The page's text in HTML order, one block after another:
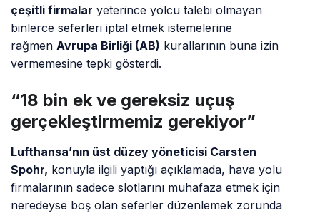
çeşitli firmalar yeterince yolcu talebi olmayan
binlerce seferleri iptal etmek istemelerine
rağmen Avrupa Birliği (AB) kurallarının buna izin
vermemesine tepki gösterdi.
“18 bin ek ve gereksiz uçuş
gerçekleştirmemiz gerekiyor”
Lufthansa’nın üst düzey yöneticisi Carsten
Spohr, konuyla ilgili yaptığı açıklamada, hava yolu
firmalarının sadece slotlarını muhafaza etmek için
neredeyse boş olan seferler düzenlemek zorunda